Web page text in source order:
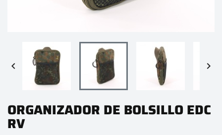
 
ORGANIZADOR DE BOLSILLO EDC
RV